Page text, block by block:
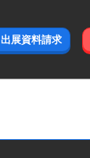
出展資料請求